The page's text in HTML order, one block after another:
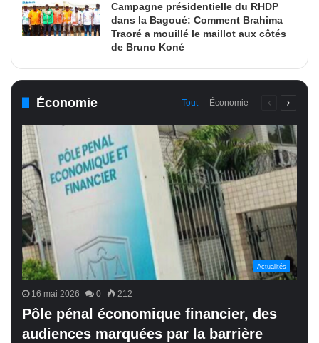
Campagne présidentielle du RHDP
dans la Bagoué: Comment Brahima
Traoré a mouillé le maillot aux côtés
de Bruno Koné
Économie Tout Économie
PagePage
Actualités
16 mai 2026 0 212
Pôle pénal économique financier, des
audiences marquées par la barrière